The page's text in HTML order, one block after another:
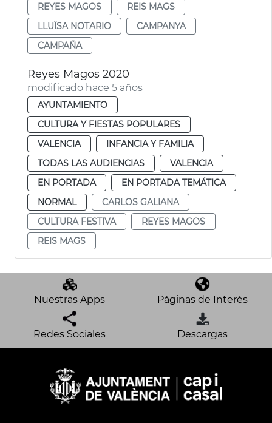
REYES MAGOS
REIS MAGS
LLUÏSA NOTARIO
CAMPANYA
CAMPAÑA
Reyes Magos 2020
modificado hace 5 años
AYUNTAMIENTO
CULTURA Y FIESTAS POPULARES
VALENCIA
INFANCIA Y FAMILIA
TODAS LAS AUDIENCIAS
VALENCIA
EN PORTADA
EN PORTADA TEMÁTICA
NORMAL
CARLOS GALIANA
CULTURA FESTIVA
REYES MAGOS
REIS MAGS
Nuestras Apps Páginas de Interés
Redes Sociales Descargas